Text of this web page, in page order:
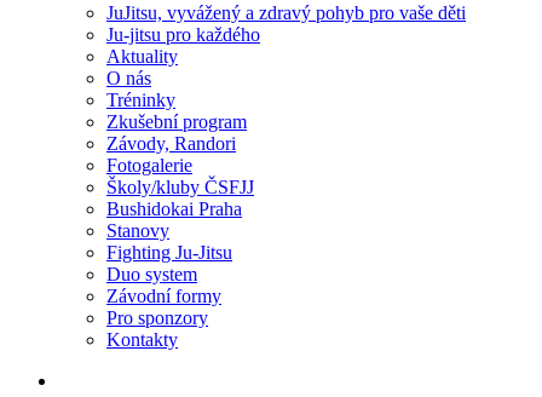
JuJitsu, vyvážený a zdravý pohyb pro vaše děti
Ju-jitsu pro každého
Aktuality
O nás
Tréninky
Zkušební program
Závody, Randori
Fotogalerie
Školy/kluby ČSFJJ
Bushidokai Praha
Stanovy
Fighting Ju-Jitsu
Duo system
Závodní formy
Pro sponzory
Kontakty